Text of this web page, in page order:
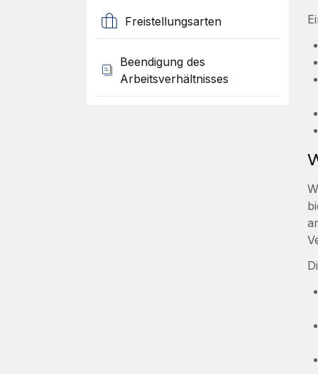
Freistellungsarten
Beendigung des
Arbeitsverhältnisses